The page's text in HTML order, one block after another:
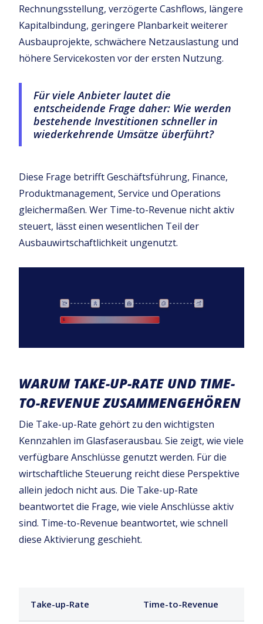
Rechnungsstellung, verzögerte Cashflows, längere
Kapitalbindung, geringere Planbarkeit weiterer
Ausbauprojekte, schwächere Netzauslastung und
höhere Servicekosten vor der ersten Nutzung.
Für viele Anbieter lautet die
entscheidende Frage daher: Wie werden
bestehende Investitionen schneller in
wiederkehrende Umsätze überführt?
Diese Frage betrifft Geschäftsführung, Finance,
Produktmanagement, Service und Operations
gleichermaßen. Wer Time-to-Revenue nicht aktiv
steuert, lässt einen wesentlichen Teil der
Ausbauwirtschaftlichkeit ungenutzt.
WARUM TAKE-UP-RATE UND TIME-
TO-REVENUE ZUSAMMENGEHÖREN
Die Take-up-Rate gehört zu den wichtigsten
Kennzahlen im Glasfaserausbau. Sie zeigt, wie viele
verfügbare Anschlüsse genutzt werden. Für die
wirtschaftliche Steuerung reicht diese Perspektive
allein jedoch nicht aus. Die Take-up-Rate
beantwortet die Frage, wie viele Anschlüsse aktiv
sind. Time-to-Revenue beantwortet, wie schnell
diese Aktivierung geschieht.
Take-up-Rate Time-to-Revenue